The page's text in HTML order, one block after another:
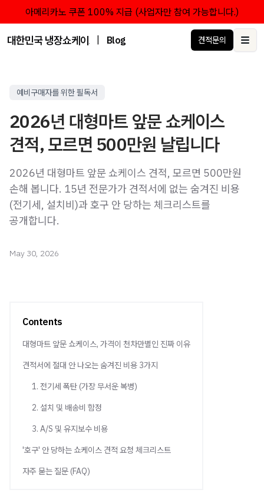
아메리카노 쿠폰 100% 지급 (사업자만 참여 가능합니다.)
대한민국 냉장쇼케이스 점유율 1위 브랜드 한성쇼케이스
Blog 견적문의
예비구매자를 위한 필독서
2026년 대형마트 앞문 쇼케이스
견적, 모르면 500만원 날립니다
2026년 대형마트 앞문 쇼케이스 견적, 모르면 500만원
손해 봅니다. 15년 전문가가 견적서에 없는 숨겨진 비용
(전기세, 설치비)과 호구 안 당하는 체크리스트를
공개합니다.
May 30, 2026
Contents
대형마트 앞문 쇼케이스, 가격이 천차만별인 진짜 이유
견적서에 절대 안 나오는 숨겨진 비용 3가지
1. 전기세 폭탄 (가장 무서운 복병)
2. 설치 및 배송비 함정
3. A/S 및 유지보수 비용
'호구' 안 당하는 쇼케이스 견적 요청 체크리스트
자주 묻는 질문 (FAQ)